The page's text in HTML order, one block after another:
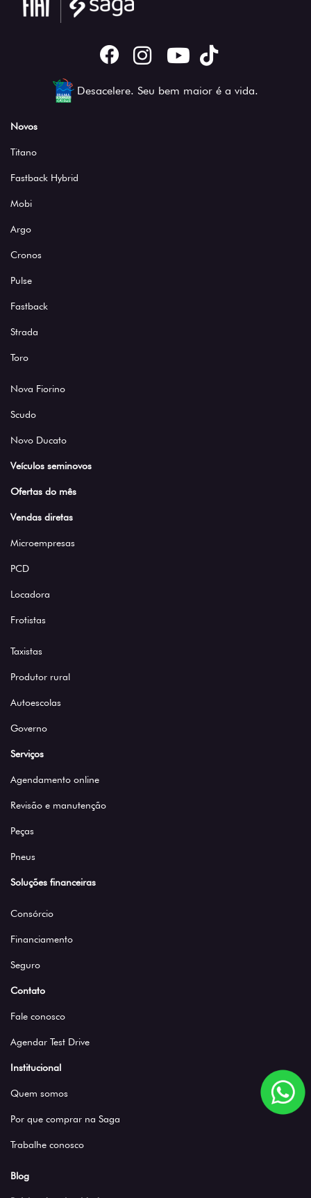
Desacelere. Seu bem maior é a vida.
Novos
Titano
Fastback Hybrid
Mobi
Argo
Cronos
Pulse
Fastback
Strada
Toro
Nova Fiorino
Scudo
Novo Ducato
Veículos seminovos
Ofertas do mês
Vendas diretas
Microempresas
PCD
Locadora
Frotistas
Taxistas
Produtor rural
Autoescolas
Governo
Serviços
Agendamento online
Revisão e manutenção
Peças
Pneus
Soluções financeiras
Consórcio
Financiamento
Seguro
Contato
Fale conosco
Agendar Test Drive
Institucional
Quem somos
Por que comprar na Saga
Trabalhe conosco
Blog